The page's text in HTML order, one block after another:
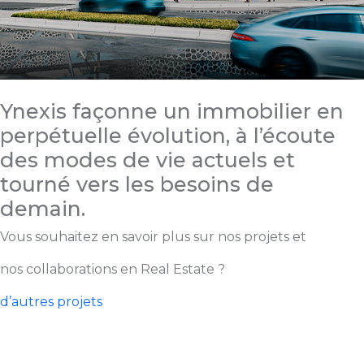
Ynexis façonne un immobilier en
perpétuelle évolution, à l’écoute
des modes de vie actuels et
tourné vers les besoins de
demain.
Vous souhaitez en savoir plus sur nos projets et
nos collaborations en Real Estate ?
d’autres projets